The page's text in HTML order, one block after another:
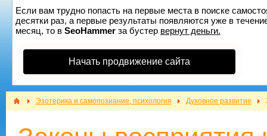
Если вам трудно попасть на первые места в поиске
десятки раз, а первые результаты появляются уже в
месяц, то в SeoHammerза бустер вернут деньги.
Начать продвижение сайта
Эзотерика и самопознание, психология Духовное развитие